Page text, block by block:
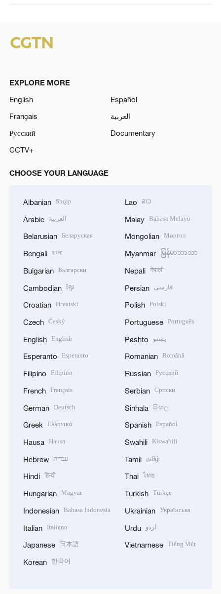
EXPLORE MORE
English
Español
Français
العربية
Русский
Documentary
CCTV+
CHOOSE YOUR LANGUAGE
Albanian Shqip
Arabic العربية
Belarusian Беларуская
Bengali বাংলা
Bulgarian Български
Cambodian ខ្មែរ
Croatian Hrvatski
Czech Český
English English
Esperanto Esperanto
Filipino Filipino
French Français
German Deutsch
Greek Ελληνικά
Hausa Hausa
Hebrew עברית
Hindi हिन्दी
Hungarian Magyar
Indonesian Bahasa Indonesia
Italian Italiano
Japanese 日本語
Korean 한국어
Lao ລາວ
Malay Bahasa Melayu
Mongolian Монгол
Myanmar မြန်မာဘာသာ
Nepali नेपाली
Persian فارسی
Polish Polski
Portuguese Português
Pashto پښتو
Romanian Română
Russian Русский
Serbian Српски
Sinhala සිංහල
Spanish Español
Swahili Kiswahili
Tamil தமிழ்
Thai ไทย
Turkish Türkçe
Ukrainian Українська
Urdu اردو
Vietnamese Tiếng Việt